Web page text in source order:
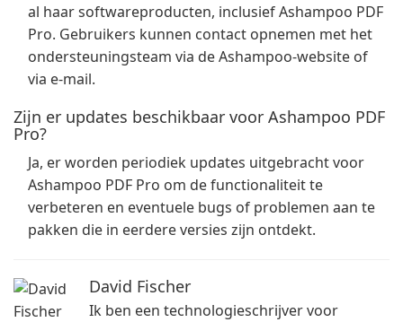
al haar softwareproducten, inclusief Ashampoo PDF
Pro. Gebruikers kunnen contact opnemen met het
ondersteuningsteam via de Ashampoo-website of
via e-mail.
Zijn er updates beschikbaar voor Ashampoo PDF
Pro?
Ja, er worden periodiek updates uitgebracht voor
Ashampoo PDF Pro om de functionaliteit te
verbeteren en eventuele bugs of problemen aan te
pakken die in eerdere versies zijn ontdekt.
David Fischer
Ik ben een technologieschrijver voor